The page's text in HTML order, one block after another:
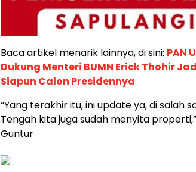
Baca artikel menarik lainnya, di sini: PAN
Dukung Menteri BUMN Erick Thohir
Siapun Calon Presidennya
“Yang terakhir itu, ini update ya, di salah
Tengah kita juga sudah menyita
Guntur